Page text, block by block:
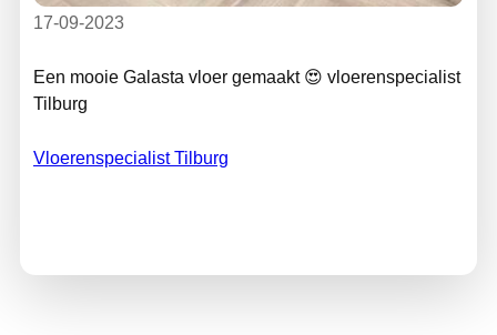
17-09-2023
Een mooie Galasta vloer gemaakt 😍 vloerenspecialist
Tilburg
Vloerenspecialist Tilburg